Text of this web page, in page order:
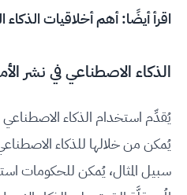
اقرأ أيضًا:أهم أخلاقيات الذكاء
الذكاء الاصطناعي في نشر
يُقدِّم استخدام الذكاء
يُمكن من خلالها للذكاء
سبيل المثال، يُمكن للحكومات